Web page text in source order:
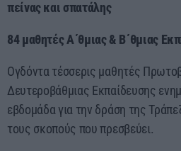
πείνας και σπατάλης
84 μαθητές Α΄θμιας & Β΄θμιας
Ογδόντα τέσσερις μαθητές
Δευτεροβάθμιας Εκπαίδευσης
εβδομάδα για την δράση της
τους σκοπούς που πρεσβεύει.